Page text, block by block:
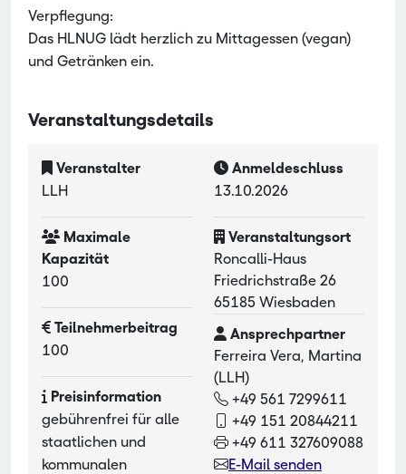
Verpflegung:
Das HLNUG lädt herzlich zu Mittagessen (vegan)
und Getränken ein.
Veranstaltungsdetails
Veranstalter
LLH
Maximale
Kapazität
100
Teilnehmerbeitrag
100
Preisinformation
gebührenfrei für alle
staatlichen und
kommunalen
Anmeldeschluss
13.10.2026
Veranstaltungsort
Roncalli-Haus
Friedrichstraße 26
65185 Wiesbaden
Ansprechpartner
Ferreira Vera, Martina
(LLH)
+49 561 7299611
+49 151 20844211
+49 611 327609088
E-Mail senden